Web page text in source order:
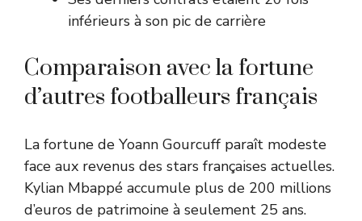
inférieurs à son pic de carrière
Comparaison avec la fortune
d’autres footballeurs français
La fortune de Yoann Gourcuff paraît modeste
face aux revenus des stars françaises actuelles.
Kylian Mbappé accumule plus de 200 millions
d’euros de patrimoine à seulement 25 ans.